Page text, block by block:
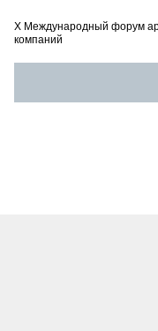
X Международный форум
компаний